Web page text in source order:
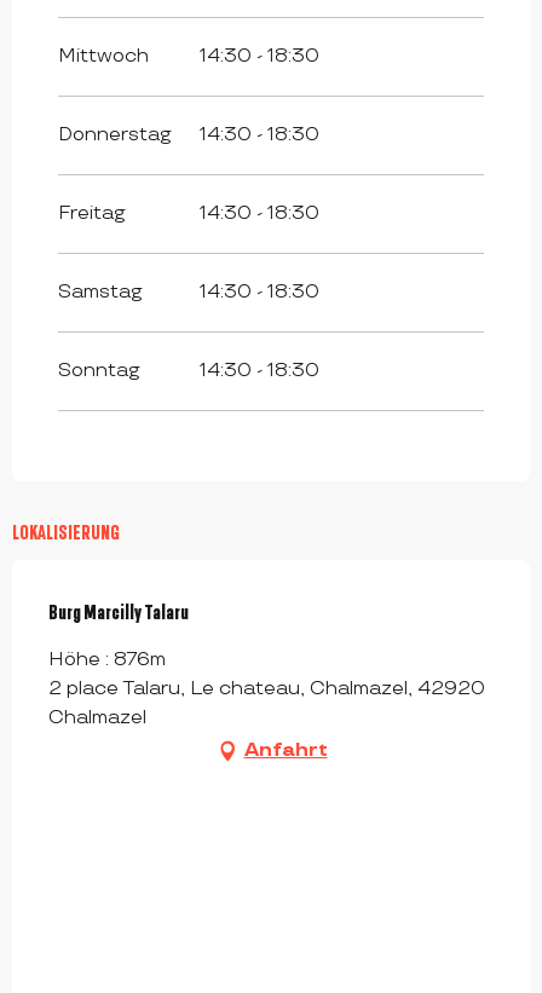
vom1 September 2026bis zum22
Mittwoch 14:30 - 18:30
Donnerstag 14:30 - 18:30
Freitag 14:30 - 18:30
Samstag 14:30 - 18:30
Sonntag 14:30 - 18:30
LOKALISIERUNG
Burg Marcilly Talaru
Höhe : 876m
2 place Talaru, Le chateau, Chalmazel, 42920
Chalmazel
Anfahrt